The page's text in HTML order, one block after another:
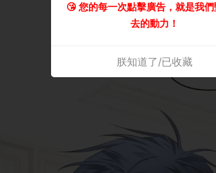
😘 您的每一次點擊廣告，就是我
去的動力！
朕知道了/已收藏